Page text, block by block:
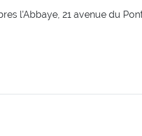
l’Abbaye, 21 avenue du